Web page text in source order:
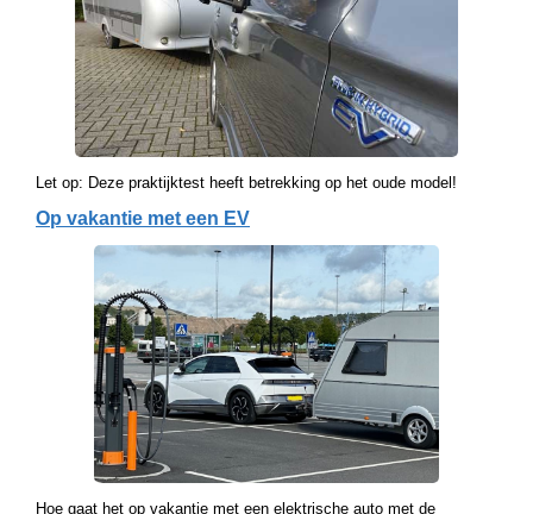
Let op: Deze praktijktest heeft betrekking op het oude model!
Op vakantie met een EV
Hoe gaat het op vakantie met een elektrische auto met de